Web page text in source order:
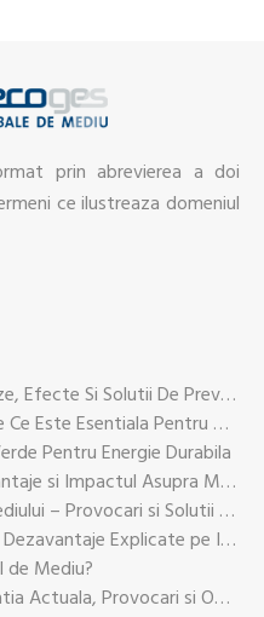
prin abrevierea a doi
ce ilustreaza domeniul
Poluarea Apelor Subterane: Cauze, Efecte Si Solutii De Prevenire
Ce Inseamna Energie Verde Si De Ce Este Esentiala Pentru Viitorul Planetei
Pentru Energie Durabila
Hidrocentrale: Avantaje, Dezavantaje si Impactul Asupra Mediului
Impactul Tehnologiei Asupra Mediului – Provocari si Solutii Sustenabile
Energia Geotermala: Avantaje si Dezavantaje Explicate pe Intelesul Tuturor
de Mediu?
Energia Eoliana in România: Situatia Actuala, Provocari si Oportunitati